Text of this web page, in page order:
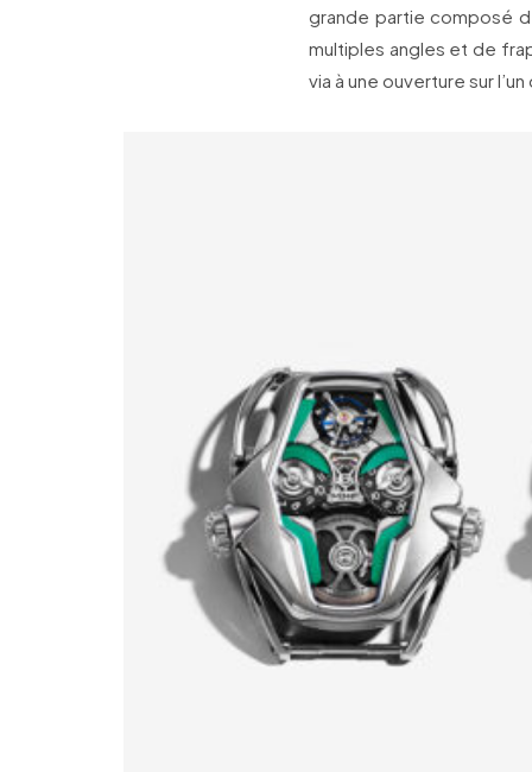
grande partie composé
multiples angles et de
via à une ouverture sur